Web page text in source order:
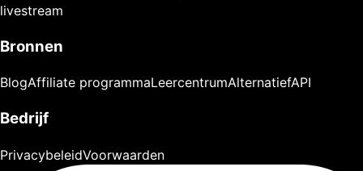
livestream
Bronnen
BlogAffiliate programmaLeercentrumAlternatiefAPI
Bedrijf
PrivacybeleidVoorwaarden